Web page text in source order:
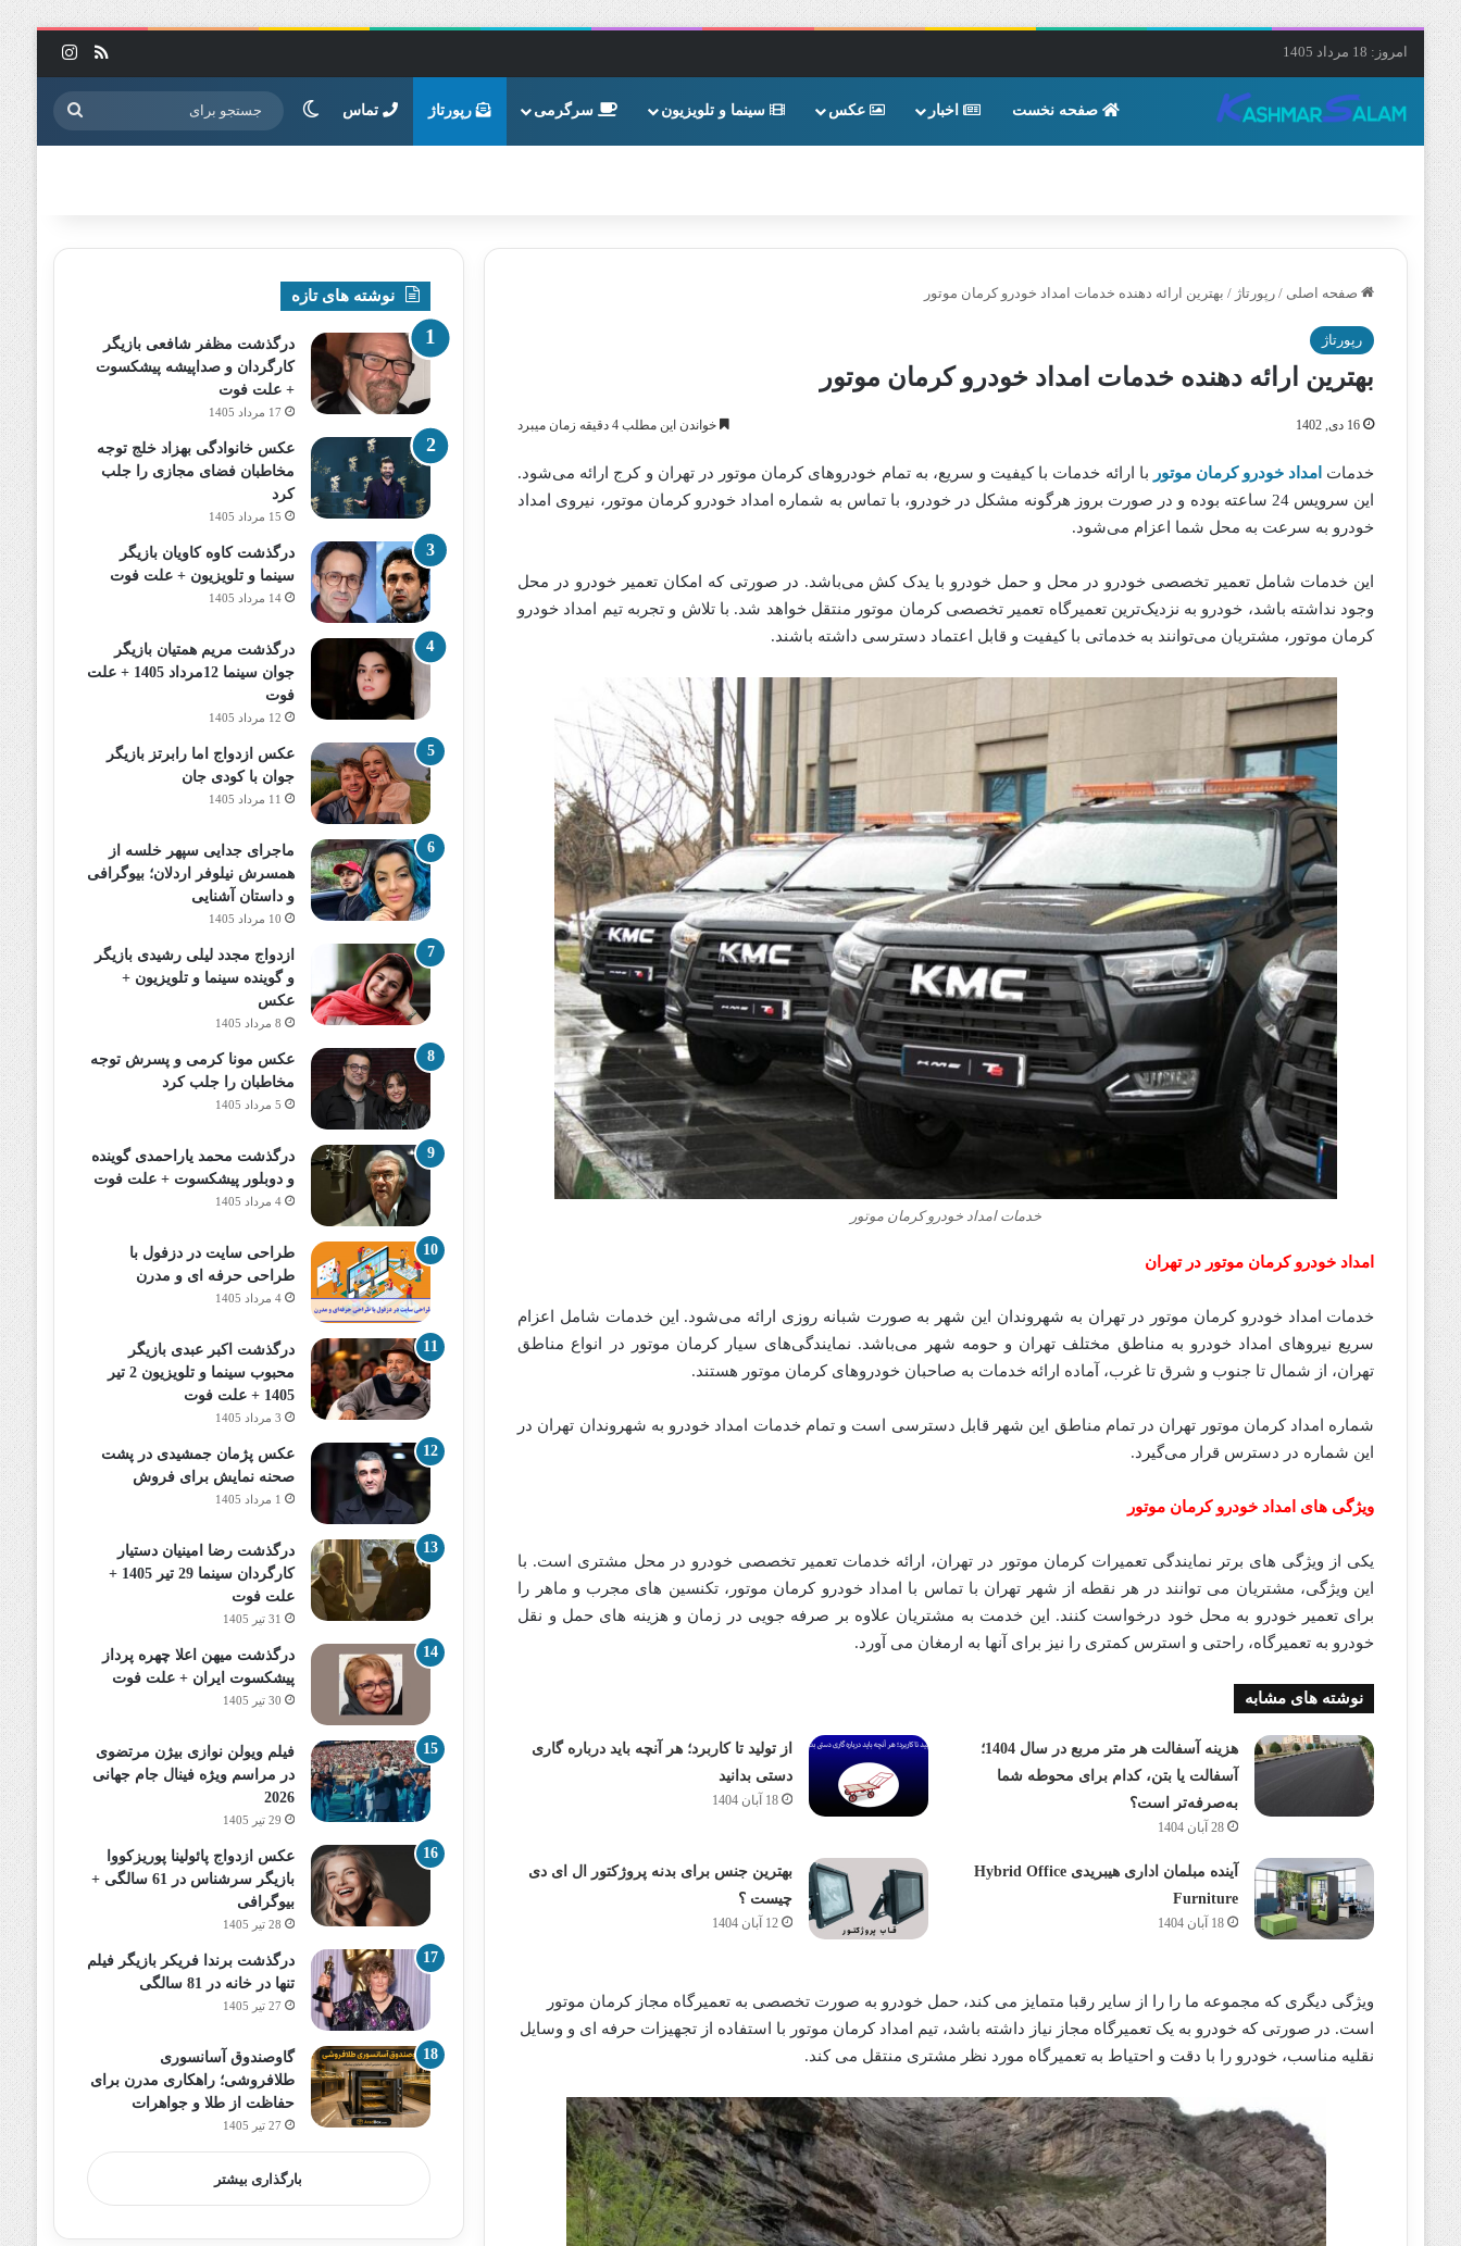
امروز: 18 مرداد 1405 خوراک
صفحه نخست اخبار عکس سینما و تلویزیون سرگرمی رپورتاژ تماس تغییر پوسته جستجو
برای
صفحه اصلی / رپورتاژ / بهترین ارائه دهنده خدمات امداد خودرو کرمان موتور
رپورتاژ
بهترین ارائه دهنده خدمات امداد خودرو کرمان موتور
16 دی, 1402 خواندن این مطلب 4 دقیقه زمان میبرد
خدمات امداد خودرو کرمان موتور با ارائه خدمات با کیفیت و سریع، به تمام خودروهای کرمان موتور در تهران و کرج ارائه می‌شود.
این سرویس 24 ساعته بوده و در صورت بروز هرگونه مشکل در خودرو، با تماس به شماره امداد خودرو کرمان موتور، نیروی امداد
خودرو به سرعت به محل شما اعزام می‌شود.
این خدمات شامل تعمیر تخصصی خودرو در محل و حمل خودرو با یدک کش می‌باشد. در صورتی که امکان تعمیر خودرو در محل
وجود نداشته باشد، خودرو به نزدیک‌ترین تعمیرگاه تعمیر تخصصی کرمان موتور منتقل خواهد شد. با تلاش و تجربه تیم امداد خودرو
کرمان موتور، مشتریان می‌توانند به خدماتی با کیفیت و قابل اعتماد دسترسی داشته باشند.
خدمات امداد خودرو کرمان موتور
امداد خودرو کرمان موتور در تهران
خدمات امداد خودرو کرمان موتور در تهران به شهروندان این شهر به صورت شبانه روزی ارائه می‌شود. این خدمات شامل اعزام
سریع نیروهای امداد خودرو به مناطق مختلف تهران و حومه شهر می‌باشد. نمایندگی‌های سیار کرمان موتور در انواع مناطق
تهران، از شمال تا جنوب و شرق تا غرب، آماده ارائه خدمات به صاحبان خودروهای کرمان موتور هستند.
شماره امداد کرمان موتور تهران در تمام مناطق این شهر قابل دسترسی است و تمام خدمات امداد خودرو به شهروندان تهران در
این شماره در دسترس قرار می‌گیرد.
ویژگی های امداد خودرو کرمان موتور
یکی از ویژگی های برتر نمایندگی تعمیرات کرمان موتور در تهران، ارائه خدمات تعمیر تخصصی خودرو در محل مشتری است. با
این ویژگی، مشتریان می توانند در هر نقطه از شهر تهران با تماس با امداد خودرو کرمان موتور، تکنسین های مجرب و ماهر را
برای تعمیر خودرو به محل خود درخواست کنند. این خدمت به مشتریان علاوه بر صرفه جویی در زمان و هزینه های حمل و نقل
خودرو به تعمیرگاه، راحتی و استرس کمتری را نیز برای آنها به ارمغان می آورد.
نوشته های مشابه
هزینه آسفالت هر متر مربع در سال 1404؛
آسفالت یا بتن، کدام برای محوطه شما
به‌صرفه‌تر است؟
28 آبان 1404
از تولید تا کاربرد؛ هر آنچه باید درباره گاری
دستی بدانید
18 آبان 1404
آینده مبلمان اداری هیبریدی Hybrid Office
Furniture
18 آبان 1404
بهترین جنس برای بدنه پروژکتور ال ای دی
چیست ؟
12 آبان 1404
ویژگی دیگری که مجموعه ما را را از سایر رقبا متمایز می کند، حمل خودرو به صورت تخصصی به تعمیرگاه مجاز کرمان موتور
است. در صورتی که خودرو به یک تعمیرگاه مجاز نیاز داشته باشد، تیم امداد کرمان موتور با استفاده از تجهیزات حرفه ای و وسایل
نقلیه مناسب، خودرو را با دقت و احتیاط به تعمیرگاه مورد نظر مشتری منتقل می کند.
نوشته های تازه
درگذشت مظفر شافعی بازیگر
کارگردان و صداپیشه پیشکسوت
+ علت فوت
17 مرداد 1405
عکس خانوادگی بهزاد خلج توجه
مخاطبان فضای مجازی را جلب
کرد
15 مرداد 1405
درگذشت کاوه کاویان بازیگر
سینما و تلویزیون + علت فوت
14 مرداد 1405
درگذشت مریم همتیان بازیگر
جوان سینما 12مرداد 1405 + علت
فوت
12 مرداد 1405
عکس ازدواج اما رابرتز بازیگر
جوان با کودی جان
11 مرداد 1405
ماجرای جدایی سپهر خلسه از
همسرش نیلوفر اردلان؛ بیوگرافی
و داستان آشنایی
10 مرداد 1405
ازدواج مجدد لیلی رشیدی بازیگر
و گوینده سینما و تلویزیون +
عکس
8 مرداد 1405
عکس مونا کرمی و پسرش توجه
مخاطبان را جلب کرد
5 مرداد 1405
درگذشت محمد یاراحمدی گوینده
و دوبلور پیشکسوت + علت فوت
4 مرداد 1405
طراحی سایت در دزفول با
طراحی حرفه‌ ای و مدرن
4 مرداد 1405
درگذشت اکبر عبدی بازیگر
محبوب سینما و تلویزیون 2 تیر
1405 + علت فوت
3 مرداد 1405
عکس پژمان جمشیدی در پشت
صحنه نمایش برای فروش
1 مرداد 1405
درگذشت رضا امینیان دستیار
کارگردان سینما 29 تیر 1405 +
علت فوت
31 تیر 1405
درگذشت میهن اعلا چهره پرداز
پیشکسوت ایران + علت فوت
30 تیر 1405
فیلم ویولن نوازی بیژن مرتضوی
در مراسم ویژه فینال جام جهانی
2026
29 تیر 1405
عکس ازدواج پائولینا پوریزکووا
بازیگر سرشناس در 61 سالگی +
بیوگرافی
28 تیر 1405
درگذشت برندا فریکر بازیگر فیلم
تنها در خانه در 81 سالگی
27 تیر 1405
گاوصندوق آسانسوری
طلافروشی؛ راهکاری مدرن برای
حفاظت از طلا و جواهرات
27 تیر 1405
بارگذاری بیشتر